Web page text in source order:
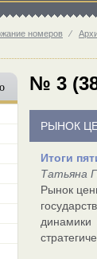
номеров ⁄
№ 3
РЫНОК
Итоги
Татьяна
Рынок
динамики